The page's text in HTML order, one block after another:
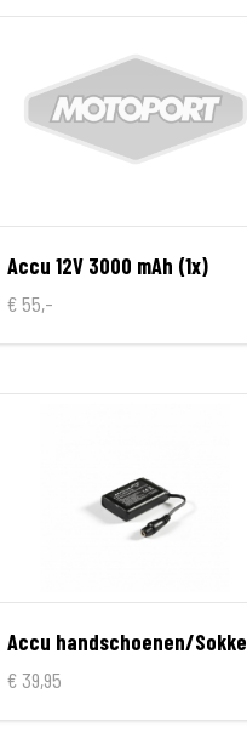
Accu 12V 3000 mAh (1x)
€ 55,-
€ 39,95